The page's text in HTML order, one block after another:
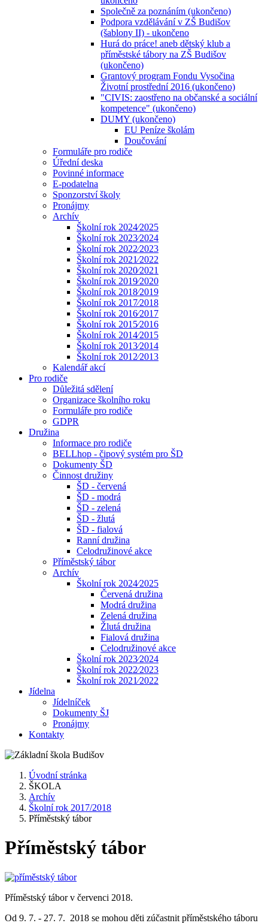
Společně za poznáním (ukončeno)
Podpora vzdělávání v ZŠ Budišov
(šablony II) - ukončeno
Hurá do práce! aneb dětský klub a
příměstské tábory na ZŠ Budišov
(ukončeno)
Grantový program Fondu Vysočina
Životní prostřední 2016 (ukončeno)
"CIVIS: zaostřeno na občanské a sociální
kompetence" (ukončeno)
DUMY (ukončeno)
EU Peníze školám
Doučování
Formuláře pro rodiče
Úřední deska
Povinné informace
E-podatelna
Sponzorství školy
Pronájmy
Archív
Školní rok 2024⁄2025
Školní rok 2023⁄2024
Školní rok 2022⁄2023
Školní rok 2021⁄2022
Školní rok 2020⁄2021
Školní rok 2019⁄2020
Školní rok 2018⁄2019
Školní rok 2017⁄2018
Školní rok 2016⁄2017
Školní rok 2015⁄2016
Školní rok 2014⁄2015
Školní rok 2013⁄2014
Školní rok 2012⁄2013
Kalendář akcí
Pro rodiče
Důležitá sdělení
Organizace školního roku
Formuláře pro rodiče
GDPR
Družina
Informace pro rodiče
BELLhop - čipový systém pro ŠD
Dokumenty ŠD
Činnost družiny
ŠD - červená
ŠD - modrá
ŠD - zelená
ŠD - žlutá
ŠD - fialová
Ranní družina
Celodružinové akce
Příměstský tábor
Archív
Školní rok 2024⁄2025
Červená družina
Modrá družina
Zelená družina
Žlutá družina
Fialová družina
Celodružinové akce
Školní rok 2023⁄2024
Školní rok 2022⁄2023
Školní rok 2021⁄2022
Jídelna
Jídelníček
Dokumenty ŠJ
Pronájmy
Kontakty
Úvodní stránka
ŠKOLA
Archív
Školní rok 2017/2018
Příměstský tábor
Příměstský tábor
Příměstský tábor v červenci 2018.
Od 9. 7. - 27. 7. 2018 se mohou děti zúčastnit příměstského táboru